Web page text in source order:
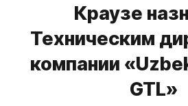
Краузе
Техническим
компании
GTL»